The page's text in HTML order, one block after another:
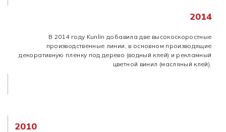
2014
В 2014 году Kunlin добавила две высокоскоростные
производственные линии, в основном производящие
декоративную пленку под дерево (водный клей) и рекламный
цветной винил (масляный клей).
2010